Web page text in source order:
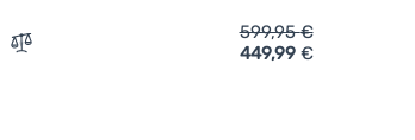
Zum Vergleich 'Zelt Outwell Vail Air Shelter'
599,95€
449,99 €